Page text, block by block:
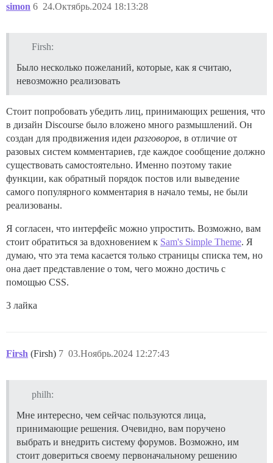
simon 24.Октябрь.2024 18:13:28
6
Firsh:
Было несколько пожеланий, которые, как я считаю,
невозможно реализовать
Стоит попробовать убедить лиц, принимающих решения, что
в дизайн Discourse было вложено много размышлений. Он
создан для продвижения идеи разговоров, в отличие от
разовых систем комментариев, где каждое сообщение должно
существовать самостоятельно. Именно поэтому такие
функции, как обратный порядок постов или выведение
самого популярного комментария в начало темы, не были
реализованы.
Я согласен, что интерфейс можно упростить. Возможно, вам
стоит обратиться за вдохновением к Sam's Simple Theme. Я
думаю, что эта тема касается только страницы списка тем, но
она дает представление о том, чего можно достичь с
помощью CSS.
3 лайка
Firsh (Firsh) 03.Ноябрь.2024 12:27:43
7
philh:
Мне интересно, чем сейчас пользуются лица,
принимающие решения. Очевидно, вам поручено
выбрать и внедрить систему форумов. Возможно, им
стоит довериться своему первоначальному решению